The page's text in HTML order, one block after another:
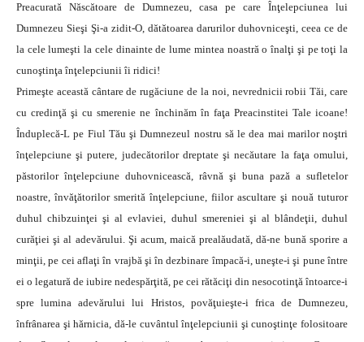
Preacurată Născătoare de Dumnezeu, casa pe care Înţelepciunea lui
Dumnezeu Sieşi Şi-a zidit-O, dătătoarea darurilor duhovniceşti, ceea ce de
la cele lumeşti la cele dinainte de lume mintea noastră o înalţi şi pe toţi la
cunoştinţa înţelepciunii îi ridici!
Primeşte această cântare de rugăciune de la noi, nevrednicii robii Tăi, care
cu credinţă şi cu smerenie ne închinăm în faţa Preacinstitei Tale icoane!
Înduplecă-L pe Fiul Tău şi Dumnezeul nostru să le dea mai marilor noştri
înţelepciune şi putere, judecătorilor dreptate şi necăutare la faţa omului,
păstorilor înţelepciune duhovnicească, râvnă şi buna pază a sufletelor
noastre, învăţătorilor smerită înţelepciune, fiilor ascultare şi nouă tuturor
duhul chibzuinţei şi al evlaviei, duhul smereniei şi al blândeţii, duhul
curăţiei şi al adevărului. Şi acum, maică prealăudată, dă-ne bună sporire a
minţii, pe cei aflaţi în vrajbă şi în dezbinare împacă-i, uneşte-i şi pune între
ei o legatură de iubire nedespărţită, pe cei rătăciţi din nesocotinţă întoarce-i
spre lumina adevărului lui Hristos, povăţuieşte-i frica de Dumnezeu,
înfrânarea şi hărnicia, dă-le cuvântul înţelepciunii şi cunoştinţe folositoare